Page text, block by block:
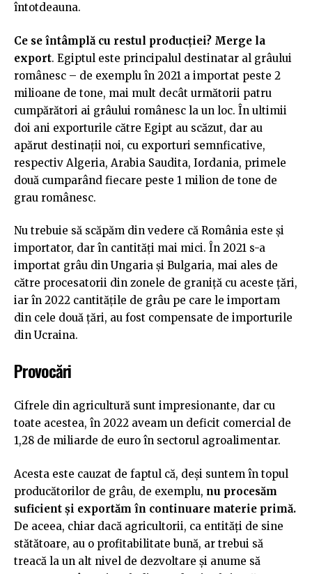
întotdeauna.
Ce se întâmplă cu restul producției? Merge la
export. Egiptul este principalul destinatar al grâului
românesc – de exemplu în 2021 a importat peste 2
milioane de tone, mai mult decât următorii patru
cumpărători ai grâului românesc la un loc. În ultimii
doi ani exporturile către Egipt au scăzut, dar au
apărut destinații noi, cu exporturi semnficative,
respectiv Algeria, Arabia Saudita, Iordania, primele
două cumparând fiecare peste 1 milion de tone de
grau românesc.
Nu trebuie să scăpăm din vedere că România este și
importator, dar în cantități mai mici. În 2021 s-a
importat grâu din Ungaria și Bulgaria, mai ales de
către procesatorii din zonele de graniță cu aceste țări,
iar în 2022 cantitățile de grâu pe care le importam
din cele două țări, au fost compensate de importurile
din Ucraina.
Provocări
Cifrele din agricultură sunt impresionante, dar cu
toate acestea, în 2022 aveam un deficit comercial de
1,28 de miliarde de euro în sectorul agroalimentar.
Acesta este cauzat de faptul că, deși suntem în topul
producătorilor de grâu, de exemplu, nu procesăm
suficient și exportăm în continuare materie primă.
De aceea, chiar dacă agricultorii, ca entități de sine
stătătoare, au o profitabilitate bună, ar trebui să
treacă la un alt nivel de dezvoltare și anume să